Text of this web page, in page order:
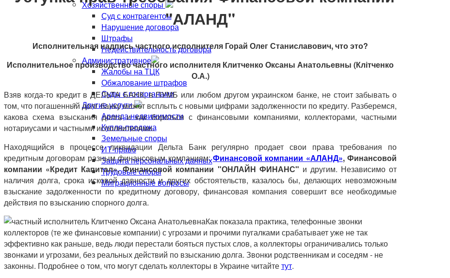
Хозяйственные споры
Суд с контрагентом
Нарушение договора
Штрафы
Недействительность договора
Административное
Жалобы на ТЦК
Обжалование штрафов
Суды с госорганами
Другие услуги
Аренда недвижимости
Купля-продажа
Земельные споры
ИТ-право
Защита персональных данных
Трудовые споры
Миграционные вопросы
"АЛАНД"
Исполнительная надпись частного исполнителя Горай Олег Станиславович, что это?
Исполнительное производство частного исполнителя Клитченко Оксаны Анатольевны (Клітченко
О.А.)
Взяв когда-то кредит в ДЕЛЬТА БАНК, в ПУМБ или любом другом украинском банке, не стоит забывать о
том, что погашенный долг банку может всплыть с новыми цифрами задолженности по кредиту. Разберемся,
какова схема взыскания долга и как бороться с финансовыми компаниями, коллекторами, частными
нотариусами и частными исполнителями.
Находящийся в процессе ликвидации Дельта Банк регулярно продает свои права требования по
кредитным договорам разным финансовым компаниям:Финансовой компании «АЛАНД», Финансовой
компании «Кредит Капитал», Финансовой компании "ОНЛАЙН ФИНАНС" и другим. Независимо от
наличия долга, срока исковой давности и других обстоятельств, казалось бы, делающих невозможным
взыскание задолженности по кредитному договору, финансовая компания совершит все необходимые
действия по взысканию спорного долга.
Как показала практика, телефонные звонки
коллекторов (те же финансовые компании) с угрозами и прочими пугалками срабатывает уже не так
эффективно как раньше, ведь люди перестали бояться пустых слов, а коллекторы ограничивались только
звонками и угрозами, без реальных действий по взысканию долга. Звонки родственникам и соседям - не
законны. Подробнее о том, что могут сделать коллекторы в Украине читайтетут.